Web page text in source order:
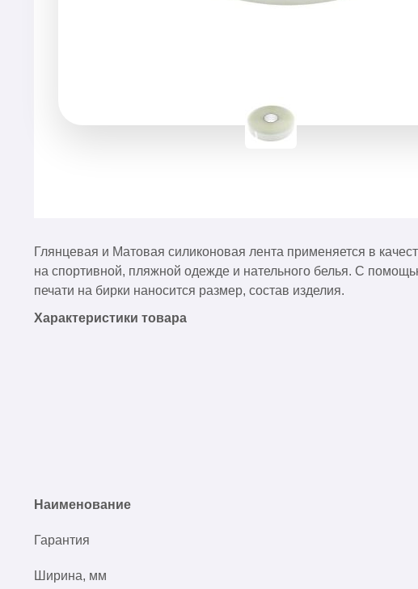
Глянцевая и Матовая силиконовая лента применяется в
на спортивной, пляжной одежде и нательного белья. С
печати на бирки наносится размер, состав изделия.
Характеристики товара
Наименование
Гарантия
Ширина, мм